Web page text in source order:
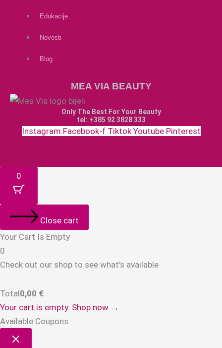
Edukacije
Novosti
Blog
MEA VIA BEAUTY
Only The Best For Your Beauty
tel: +385 92 3828 333
Instagram Facebook-f Tiktok Youtube Pinterest
0
Close cart
Your Cart Is Empty
0
Check out our shop to see what's available
Total0,00 €
Your cart is empty. Shop now →
Available Coupons